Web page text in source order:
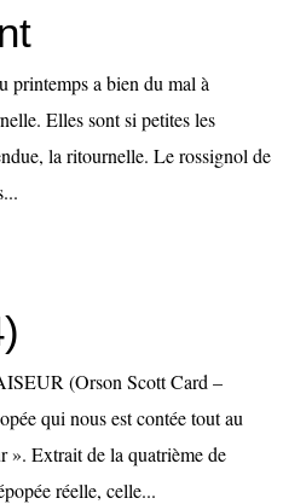
a bien du mal à
Elles sont si petites les
la ritournelle. Le rossignol de
(Orson Scott Card –
qui nous est contée tout au
». Extrait de la quatrième de
réelle, celle...